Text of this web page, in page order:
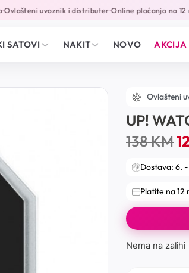
uvoznik i distributer•Online plaćanja na 12
SATOVI NAKIT NOVO AKCIJA
Ovlašteni
UP!
138KM
Dostava: 6. -
Platite na 12
Nema na zalihi